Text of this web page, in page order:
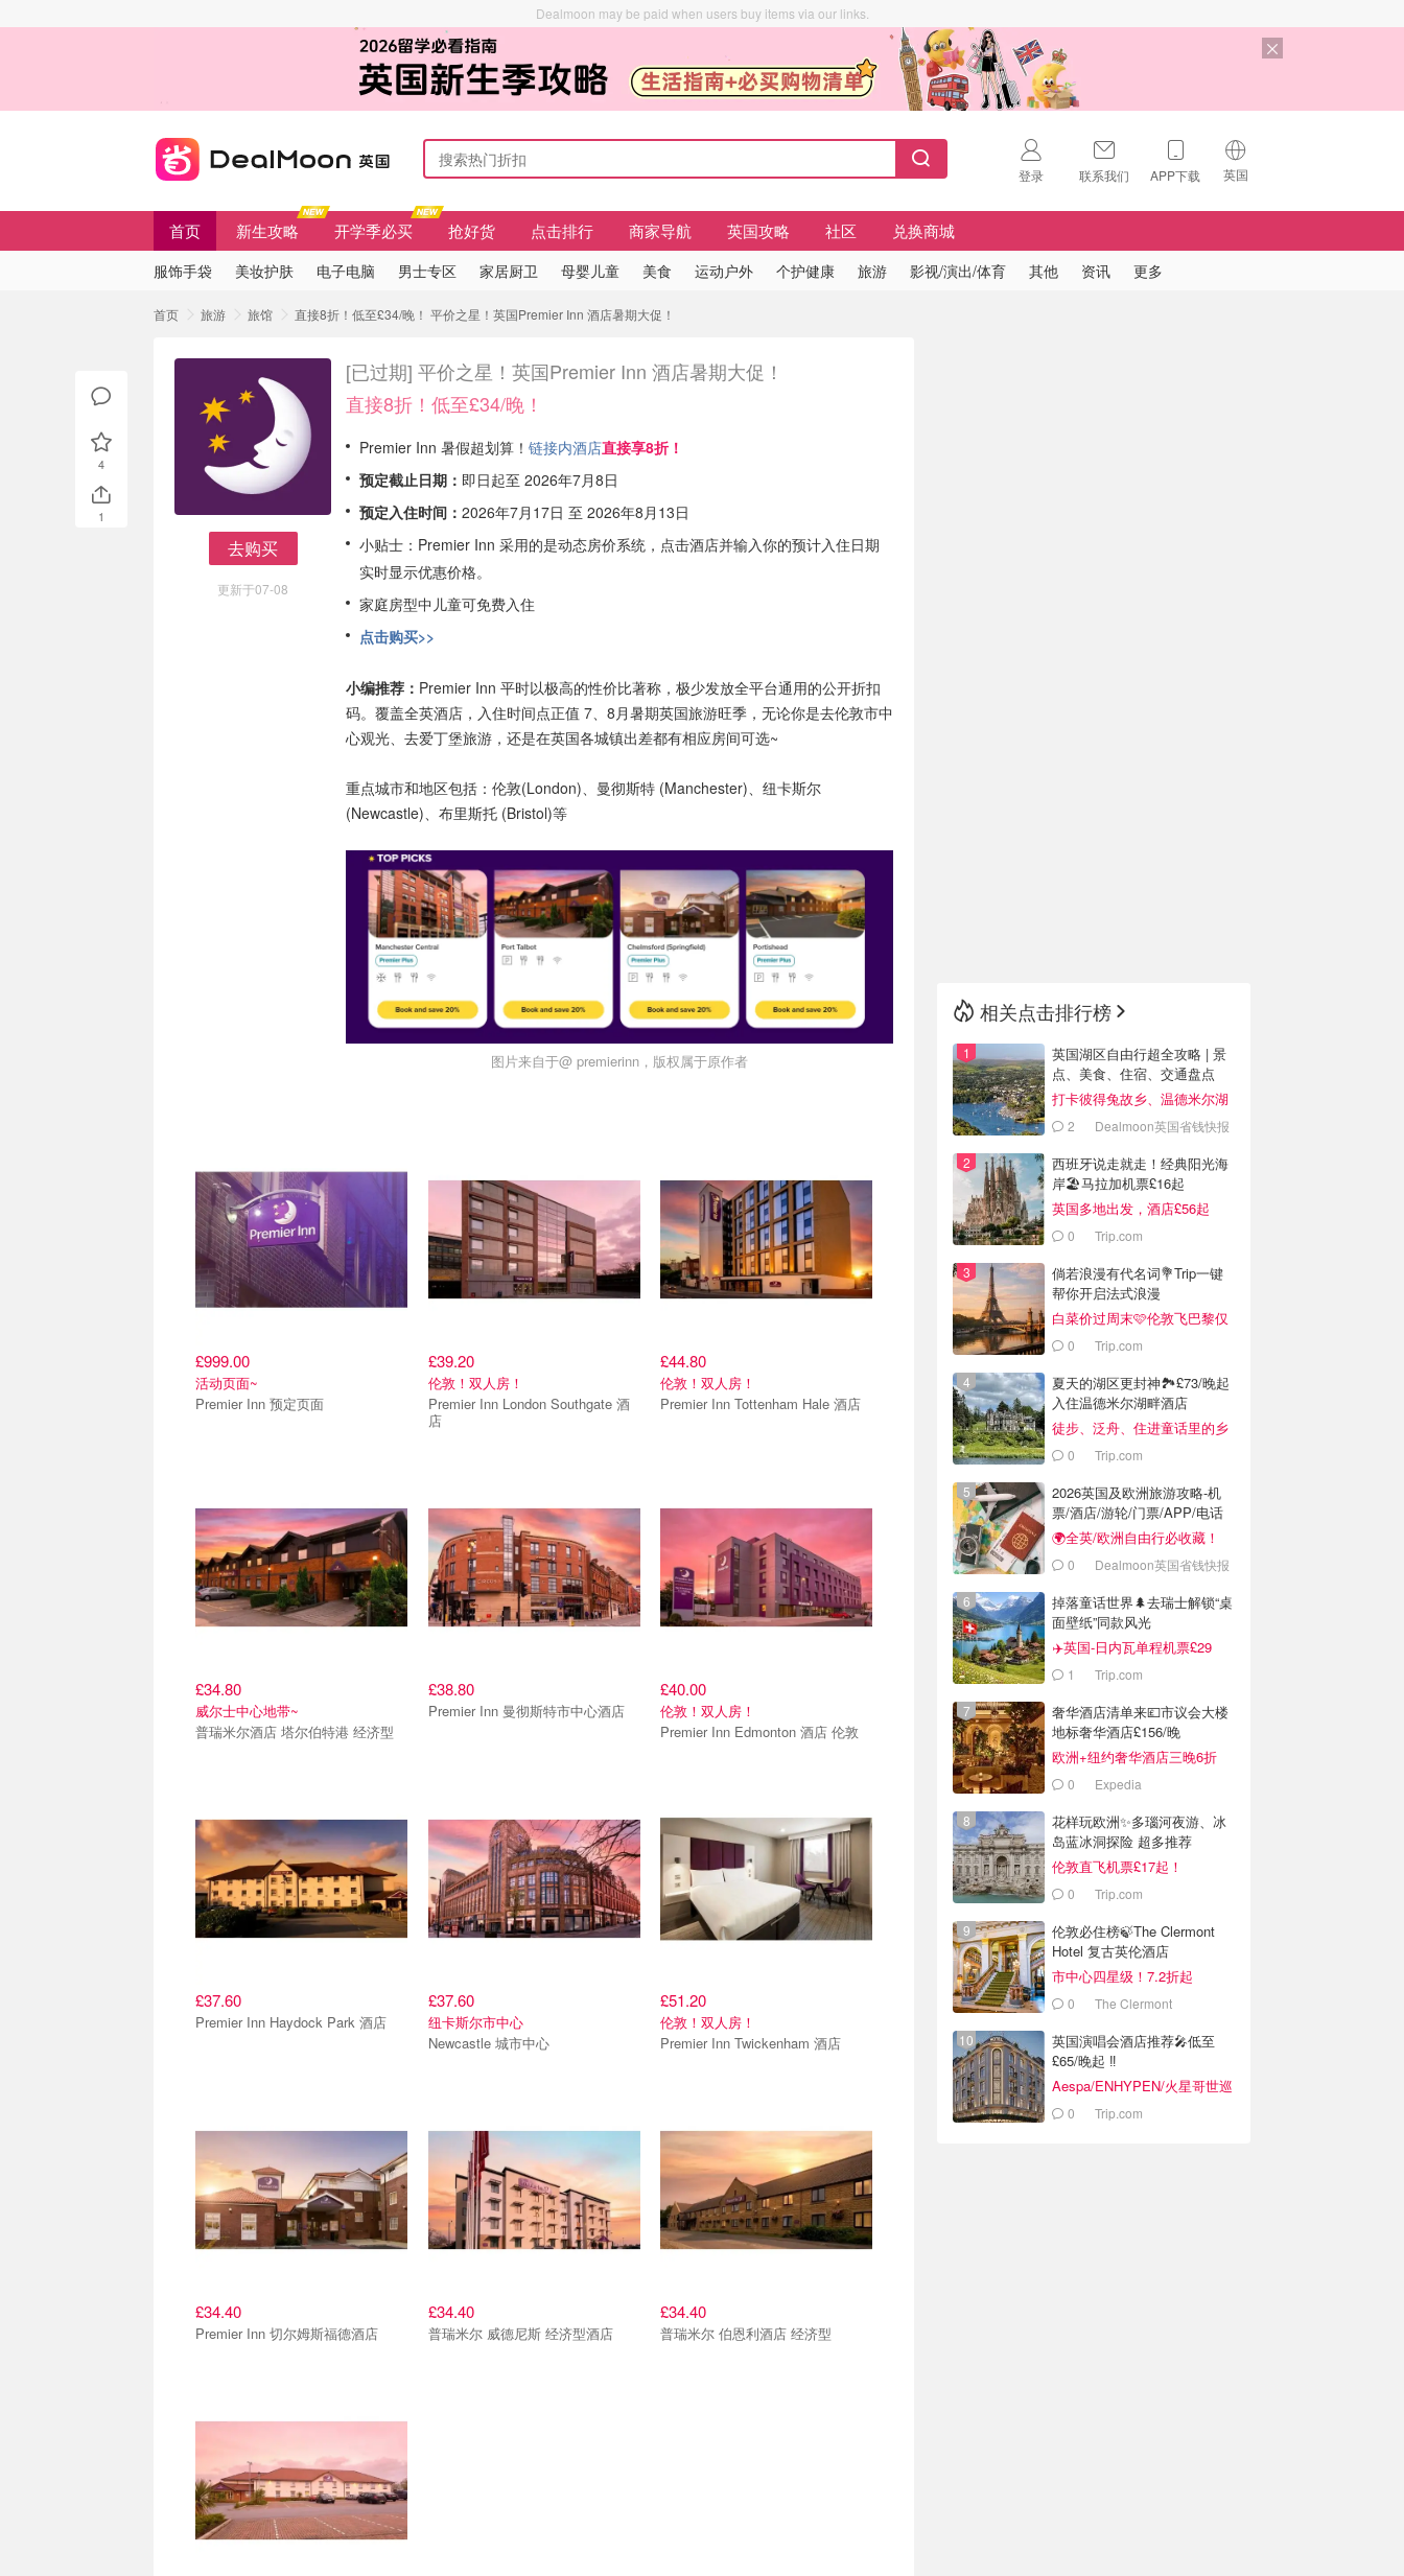
Dealmoon may be paid when users buy items via our links.
登录 联系我们 APP下载 英国
🇺🇸
🇨🇳
中国
首页 新生攻略 开学季必买 抢好货 点击排行 商家导航 英国攻略 社区 兑换商城
服饰手袋 美妆护肤 电子电脑 男士专区 家居厨卫 母婴儿童 美食 运动户外 个护健康 旅游 影视/演出/体育 其他 资讯 更多
首页 旅游 旅馆 直接8折！低至£34/晚！ 平价之星！英国Premier Inn 酒店暑期大促！
去购买
更新于07-08
[已过期] 平价之星！英国Premier Inn 酒店暑期大促！
直接8折！低至£34/晚！
Premier Inn 暑假超划算！ 链接内酒店直接享8折！
预定截止日期： 即日起至 2026年7月8日
预定入住时间： 2026年7月17日 至 2026年8月13日
小贴士：Premier Inn 采用的是动态房价系统，点击酒店并输入你的预计入住日期
实时显示优惠价格。
家庭房型中儿童可免费入住
点击购买>>
小编推荐： Premier Inn 平时以极高的性价比著称，极少发放全平台通用的公开折扣
码。覆盖全英酒店，入住时间点正值 7、8月暑期英国旅游旺季，无论你是去伦敦市中
心观光、去爱丁堡旅游，还是在英国各城镇出差都有相应房间可选~
重点城市和地区包括：伦敦(London)、曼彻斯特 (Manchester)、纽卡斯尔
(Newcastle)、布里斯托 (Bristol)等
图片来自于@ premierinn，版权属于原作者
£999.00
活动页面~
Premier Inn 预定页面
£39.20
伦敦！双人房！
Premier Inn London Southgate 酒
店
£44.80
伦敦！双人房！
Premier Inn Tottenham Hale 酒店
£34.80
威尔士中心地带~
普瑞米尔酒店 塔尔伯特港 经济型
£38.80
Premier Inn 曼彻斯特市中心酒店
£40.00
伦敦！双人房！
Premier Inn Edmonton 酒店 伦敦
£37.60
Premier Inn Haydock Park 酒店
£37.60
纽卡斯尔市中心
Newcastle 城市中心
£51.20
伦敦！双人房！
Premier Inn Twickenham 酒店
£34.40
Premier Inn 切尔姆斯福德酒店
£34.40
普瑞米尔 威德尼斯 经济型酒店
£34.40
普瑞米尔 伯恩利酒店 经济型
4
1
相关点击排行榜
英国湖区自由行超全攻略 | 景
点、美食、住宿、交通盘点
打卡彼得兔故乡、温德米尔湖
与浪漫田园风光！
2 Dealmoon英国省钱快报
西班牙说走就走！经典阳光海
岸🏖️马拉加机票£16起
英国多地出发，酒店£56起
0 Trip.com
倘若浪漫有代名词💐Trip一键
帮你开启法式浪漫
白菜价过周末🩷伦敦飞巴黎仅
£26起
0 Trip.com
夏天的湖区更封神🏞️£73/晚起
入住温德米尔湖畔酒店
徒步、泛舟、住进童话里的乡
村别墅
0 Trip.com
2026英国及欧洲旅游攻略-机
票/酒店/游轮/门票/APP/电话
卡汇总
🌍全英/欧洲自由行必收藏！
0 Dealmoon英国省钱快报
掉落童话世界🌲去瑞士解锁“桌
面壁纸”同款风光
✈️英国-日内瓦单程机票£29
1 Trip.com
奢华酒店清单来💷市议会大楼
地标奢华酒店£156/晚
欧洲+纽约奢华酒店三晚6折
起！0 Expedia
花样玩欧洲✨多瑙河夜游、冰
岛蓝冰洞探险 超多推荐
伦敦直飞机票£17起！
0 Trip.com
伦敦必住榜🍃The Clermont
Hotel 复古英伦酒店
市中心四星级！7.2折起
0 The Clermont
英国演唱会酒店推荐🎤低至
£65/晚起 ‼️
Aespa/ENHYPEN/火星哥世巡
开唱0 Trip.com